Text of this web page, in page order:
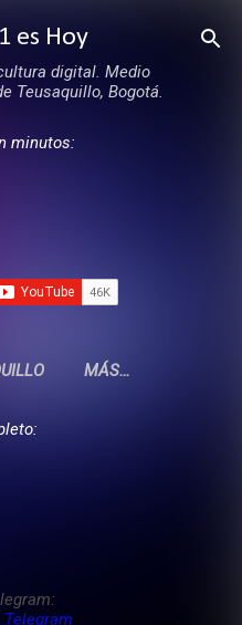
principal
es Hoy
digital. Medio
Teusaquillo, Bogotá.
minutos:
MÁS…